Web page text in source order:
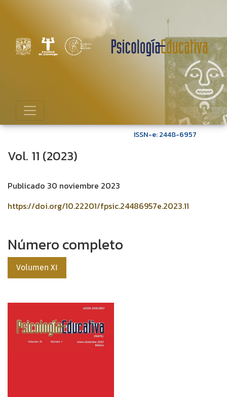
ISSN-e: 2448-6957
Vol. 11 (2023)
Publicado 30 noviembre 2023
https://doi.org/10.22201/fpsic.24486957e.2023.11
Número completo
Volumen XI